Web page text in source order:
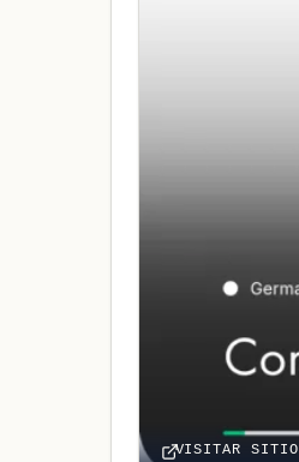
VISITAR SITIO